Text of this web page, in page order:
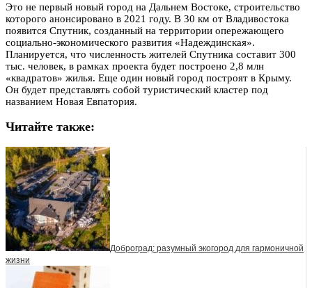
Это не первый новый город на Дальнем Востоке, строительство
которого анонсировано в 2021 году. В 30 км от Владивостока
появится Спутник, созданный на территории опережающего
социально-экономического развития «Надеждинская».
Планируется, что численность жителей Спутника составит 300
тыс. человек, в рамках проекта будет построено 2,8 млн
«квадратов» жилья. Еще один новый город построят в Крыму.
Он будет представлять собой туристический кластер под
названием Новая Евпатория.
Читайте также:
Доброград: разумный экогород для гармоничной
жизни